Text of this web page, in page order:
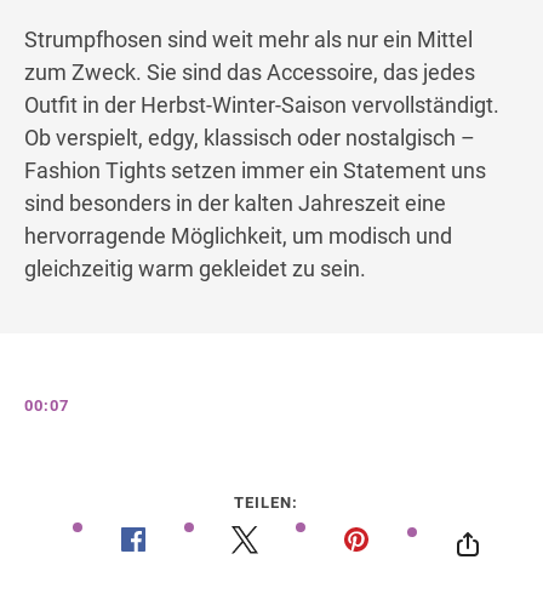
Strumpfhosen sind weit mehr als nur ein Mittel
zum Zweck. Sie sind das Accessoire, das jedes
Outfit in der Herbst-Winter-Saison vervollständigt.
Ob verspielt, edgy, klassisch oder nostalgisch –
Fashion Tights setzen immer ein Statement uns
sind besonders in der kalten Jahreszeit eine
hervorragende Möglichkeit, um modisch und
gleichzeitig warm gekleidet zu sein.
00:07
TEILEN: